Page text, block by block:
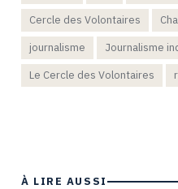
Cercle des Volontaires
journalisme
Journalisme
Le Cercle des Volontaires
À LIRE AUSSI